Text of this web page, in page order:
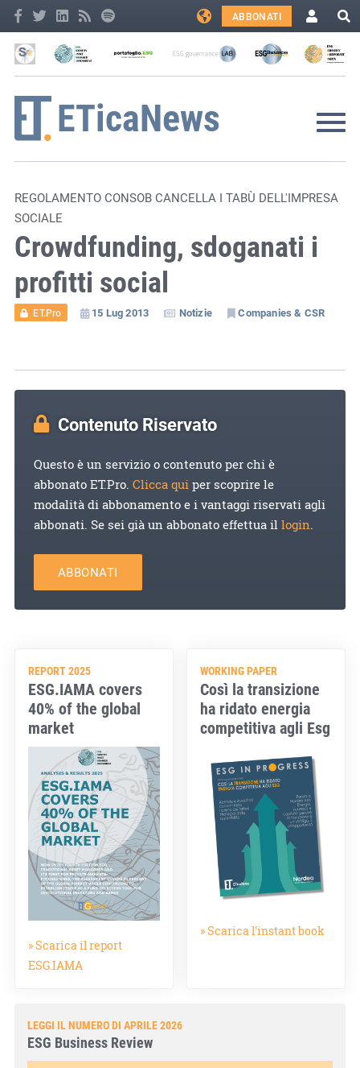
ABBONATI
REGOLAMENTO CONSOB CANCELLA I TABÙ DELL'IMPRESA
SOCIALE
Crowdfunding, sdoganati i
profitti social
ET.Pro 15 Lug 2013 Notizie Companies & CSR
Contenuto Riservato
Questo è un servizio o contenuto per chi è
abbonato ET.Pro. Clicca quiper scoprire le
modalità di abbonamento e i vantaggi riservati agli
abbonati. Se sei già un abbonato effettua illogin.
ABBONATI
REPORT 2025
ESG.IAMA covers
40% of the global
market
» Scarica il report
ESG.IAMA
WORKING PAPER
Così la transizione
ha ridato energia
competitiva agli Esg
» Scarica l'instant book
LEGGI IL NUMERO DI APRILE 2026
ESG Business Review